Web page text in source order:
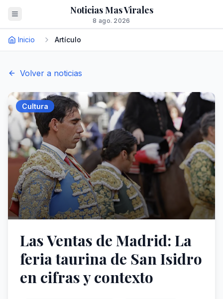
Noticias Mas Virales
8 ago. 2026
Inicio Artículo
Volver a noticias
Cultura
Las Ventas de Madrid: La
feria taurina de San Isidro
en cifras y contexto